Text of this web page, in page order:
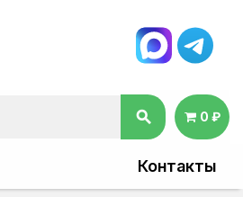
search 0 ₽
Контакты